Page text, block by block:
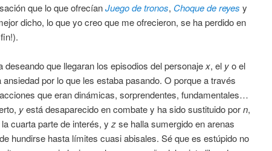
que lo que ofrecíanJuego de tronos, Choque de reyes y
dicho, lo que yo creo que me ofrecieron, se ha perdido en
deseando que llegaran los episodios del personajex, el yo el
por lo que les estaba pasando. O porque a través
que eran dinámicas, sorprendentes, fundamentales…
yestá desaparecido en combate y ha sido sustituido porn,
cuarta parte de interés, y zse halla sumergido en arenas
hundirse hasta límites cuasi abisales. Sé que es estúpido no